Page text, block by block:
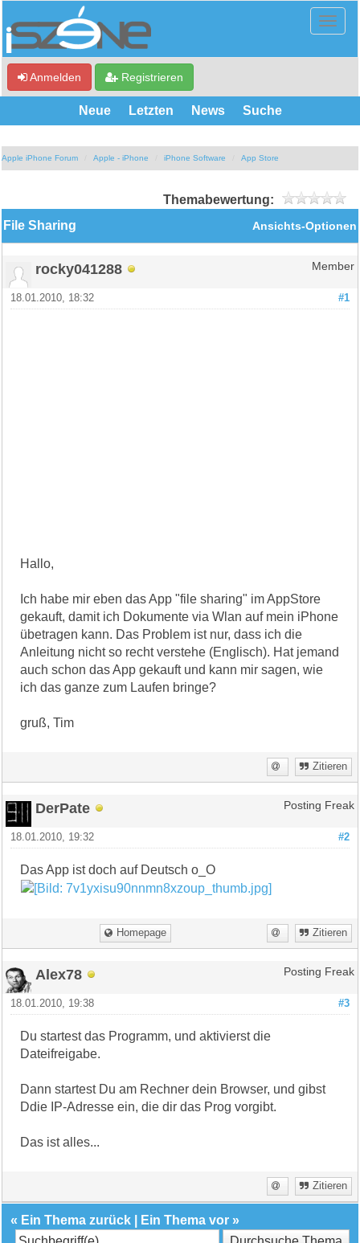
Anmelden Registrieren
Neue Letzten News Suche
Apple iPhone Forum Apple - iPhone iPhone Software App Store
Themabewertung:
Ansichts-Optionen
File Sharing
rocky041288 Member
#1
18.01.2010, 18:32
Hallo,
Ich habe mir eben das App "file sharing" im AppStore
gekauft, damit ich Dokumente via Wlan auf mein iPhone
übetragen kann. Das Problem ist nur, dass ich die
Anleitung nicht so recht verstehe (Englisch). Hat jemand
auch schon das App gekauft und kann mir sagen, wie
ich das ganze zum Laufen bringe?
gruß, Tim
Zitieren
DerPate Posting Freak
#2
18.01.2010, 19:32
Das App ist doch auf Deutsch o_O
Homepage Zitieren
Alex78 Posting Freak
#3
18.01.2010, 19:38
Du startest das Programm, und aktivierst die
Dateifreigabe.
Dann startest Du am Rechner dein Browser, und gibst
Ddie IP-Adresse ein, die dir das Prog vorgibt.
Das ist alles...
Zitieren
« Ein Thema zurück Ein Thema vor »